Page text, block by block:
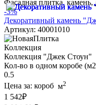
Фасадная плитка, камень,
-3%
Декоративный камень
Артикул: 40001010
Коллекция
Коллекция "Джек Стоун"
Кол-во в одном коробе
0.5
Цена за: короб м2
1 542₽